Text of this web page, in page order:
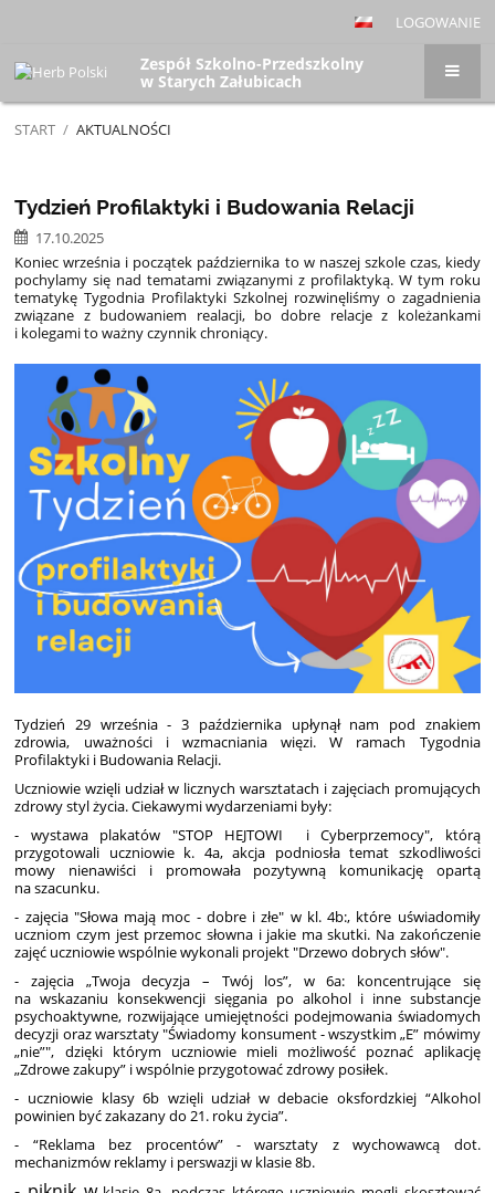
LOGOWANIE
Zespół Szkolno-Przedszkolny
w Starych Załubicach
START / AKTUALNOŚCI
Tydzień Profilaktyki i Budowania Relacji
17.10.2025
Koniec września i początek października to w naszej szkole czas, kiedy
pochylamy się nad tematami związanymi z profilaktyką. W tym roku
tematykę Tygodnia Profilaktyki Szkolnej rozwinęliśmy o zagadnienia
związane z budowaniem realacji, bo dobre relacje z koleżankami
i kolegami to ważny czynnik chroniący.
Tydzień 29 września - 3 października upłynął nam pod znakiem
zdrowia, uważności i wzmacniania więzi. W ramach Tygodnia
Profilaktyki i Budowania Relacji.
Uczniowie wzięli udział w licznych warsztatach i zajęciach promujących
zdrowy styl życia. Ciekawymi wydarzeniami były:
- wystawa plakatów "STOP HEJTOWI i Cyberprzemocy", którą
przygotowali uczniowie k. 4a, akcja podniosła temat szkodliwości
mowy nienawiści i promowała pozytywną komunikację opartą
na szacunku.
- zajęcia "Słowa mają moc - dobre i złe" w kl. 4b:, które uświadomiły
uczniom czym jest przemoc słowna i jakie ma skutki. Na zakończenie
zajęć uczniowie wspólnie wykonali projekt "Drzewo dobrych słów".
- zajęcia „Twoja decyzja – Twój los”, w 6a: koncentrujące się
na wskazaniu konsekwencji sięgania po alkohol i inne substancje
psychoaktywne, rozwijające umiejętności podejmowania świadomych
decyzji oraz warsztaty "Świadomy konsument - wszystkim „E” mówimy
„nie”", dzięki którym uczniowie mieli możliwość poznać aplikację
„Zdrowe zakupy” i wspólnie przygotować zdrowy posiłek.
- uczniowie klasy 6b wzięli udział w debacie oksfordzkiej “Alkohol
powinien być zakazany do 21. roku życia”.
- “Reklama bez procentów” - warsztaty z wychowawcą dot.
mechanizmów reklamy i perswazji w klasie 8b.